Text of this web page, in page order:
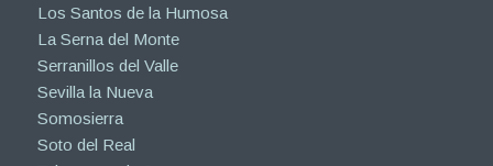
Los Santos de la Humosa
La Serna del Monte
Serranillos del Valle
Sevilla la Nueva
Somosierra
Soto del Real